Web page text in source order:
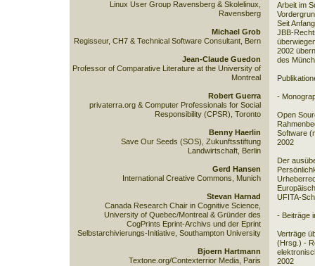
Arbeit im
Seit
JBB-
2002
des
-
Open
Software
2002
Der
UFITA-
- Beiträge
Verträge
(Hrsg.) -
2002
Linux User Group Ravensberg & Skolelinux,
Ravensberg
Michael Grob
Regisseur, CH7 & Technical Software Consultant, Bern
Jean-Claude Guedon
Professor of Comparative Literature at the University of
Montreal
Robert Guerra
privaterra.org & Computer Professionals for Social
Responsibility (CPSR), Toronto
Benny Haerlin
Save Our Seeds (SOS), Zukunftsstiftung
Landwirtschaft, Berlin
Gerd Hansen
International Creative Commons, Munich
Stevan Harnad
Canada Research Chair in Cognitive Science,
University of Quebec/Montreal & Gründer des
CogPrints Eprint-Archivs und der Eprint
Selbstarchivierungs-Initiative, Southampton University
Bjoern Hartmann
Textone.org/Contexterrior Media, Paris